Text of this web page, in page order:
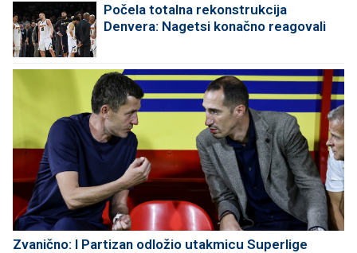
Počela totalna rekonstrukcija
Denvera: Nagetsi konačno reagovali
Zvanično: I Partizan odložio utakmicu Superlige